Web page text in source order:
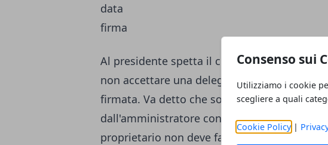
Consenso sui
Utilizziamo i cookie
scegliere a quali
Cookie Policy|
data
firma
Al presidente spetta il controllo della
non accettare una delega se non
firmata. Va detto che solitamente, la lettera
dall'amministratore contiene la delega già
proprietario non deve far altro che inserire il